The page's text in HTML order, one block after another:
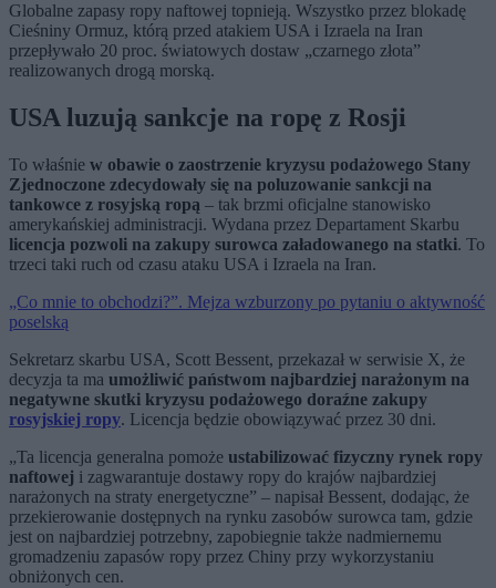
Globalne zapasy ropy naftowej topnieją. Wszystko przez blokadę
Cieśniny Ormuz, którą przed atakiem USA i Izraela na Iran
przepływało 20 proc. światowych dostaw „czarnego złota”
realizowanych drogą morską.
USA luzują sankcje na ropę z Rosji
To właśnie w obawie o zaostrzenie kryzysu podażowego Stany
Zjednoczone zdecydowały się na poluzowanie sankcji na
tankowce z rosyjską ropą – tak brzmi oficjalne stanowisko
amerykańskiej administracji. Wydana przez Departament Skarbu
licencja pozwoli na zakupy surowca załadowanego na statki. To
trzeci taki ruch od czasu ataku USA i Izraela na Iran.
„Co mnie to obchodzi?”. Mejza wzburzony po pytaniu o aktywność
poselską
Sekretarz skarbu USA, Scott Bessent, przekazał w serwisie X, że
decyzja ta ma umożliwić państwom najbardziej narażonym na
negatywne skutki kryzysu podażowego doraźne zakupy
rosyjskiej ropy. Licencja będzie obowiązywać przez 30 dni.
„Ta licencja generalna pomoże ustabilizować fizyczny rynek ropy
naftowej i zagwarantuje dostawy ropy do krajów najbardziej
narażonych na straty energetyczne” – napisał Bessent, dodając, że
przekierowanie dostępnych na rynku zasobów surowca tam, gdzie
jest on najbardziej potrzebny, zapobiegnie także nadmiernemu
gromadzeniu zapasów ropy przez Chiny przy wykorzystaniu
obniżonych cen.